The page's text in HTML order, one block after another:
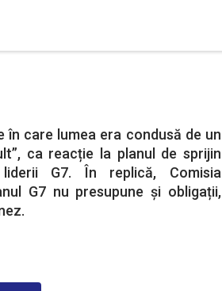
în care lumea era condusă de un
ca reacție la planul de sprijin
G7. În replică, Comisia
G7 nu presupune și obligații,